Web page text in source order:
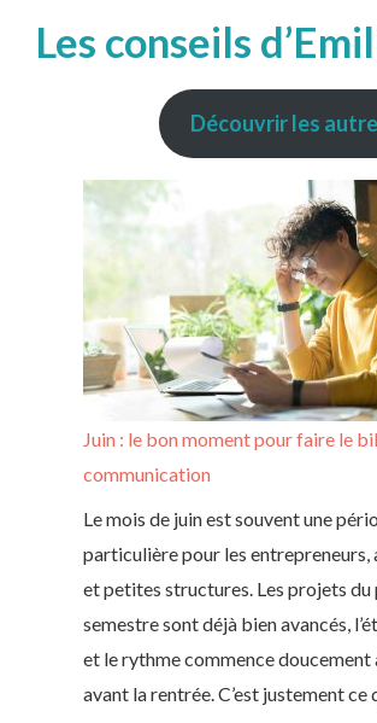
Les conseils
Découvrir les
Juin : le bon moment pour faire le
communication
Le mois de juin est souvent une
particulière pour les entrepreneurs,
et petites structures. Les projets du
semestre sont déjà bien avancés,
et le rythme commence doucement
avant la rentrée. C’est justement ce